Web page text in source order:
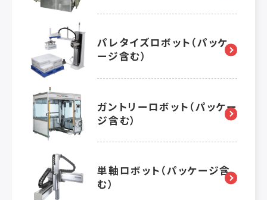
パレタイズロボット（パッケ
ージ含む）
ガントリーロボット（パッケー
ジ含む）
単軸ロボット（パッケージ含
む）